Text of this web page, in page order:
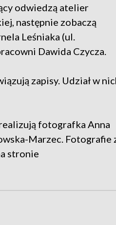
odwiedzą atelier
następnie zobaczą
Leśniaka (ul.
Dawida Czycza.
zapisy. Udział w
fotografka Anna
Marzec. Fotografie
stronie